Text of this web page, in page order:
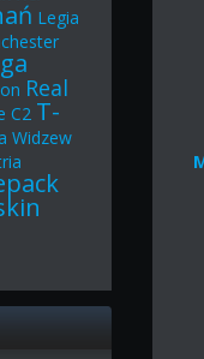
Legia
Real
C2 T-
Widzew